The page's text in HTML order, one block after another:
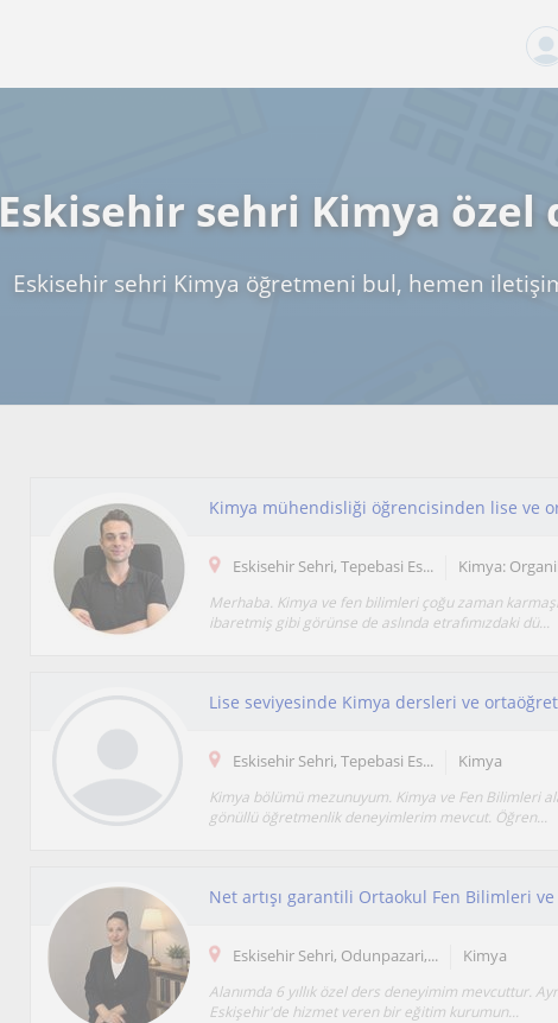
Eskisehir sehri Kimya özel
Eskisehir sehri Kimya öğretmeni bul, hemen
Eskisehir Sehri, Tepebasi Es... Kimya:
Merhaba. Kimya ve fen bilimleri çoğu zaman
ibaretmiş gibi görünse de aslında etrafımızdaki dü...
Eskisehir Sehri, Tepebasi Es... Kimya
Kimya bölümü mezunuyum. Kimya ve Fen Bilimleri
gönüllü öğretmenlik deneyimlerim mevcut. Öğren...
Net artışı garantili Ortaokul Fen Bilimleri
Eskisehir Sehri, Odunpazari,... Kimya
Alanımda 6 yıllık özel ders deneyimim mevcuttur.
Eskişehir'de hizmet veren bir eğitim kurumun...